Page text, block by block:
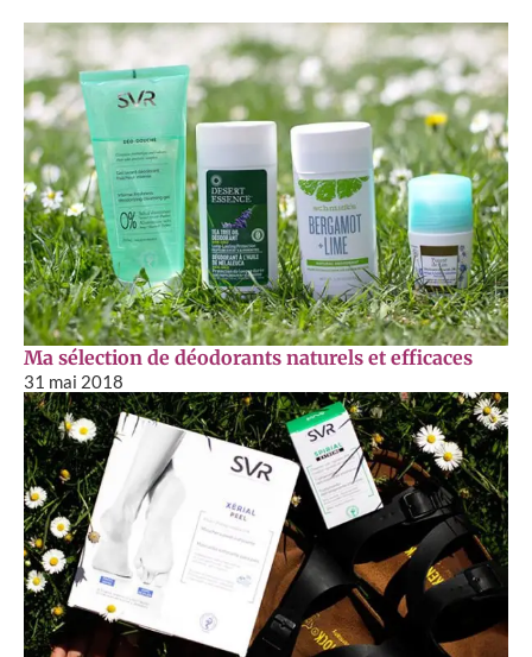
Ma sélection de déodorants naturels et efficaces
31 mai 2018